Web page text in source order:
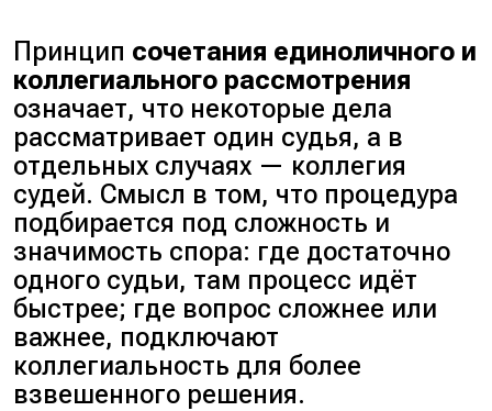
Принцип сочетания единоличного и
коллегиального рассмотрения
означает, что некоторые дела
рассматривает один судья, а в
отдельных случаях — коллегия
судей. Смысл в том, что процедура
подбирается под сложность и
значимость спора: где достаточно
одного судьи, там процесс идёт
быстрее; где вопрос сложнее или
важнее, подключают
коллегиальность для более
взвешенного решения.